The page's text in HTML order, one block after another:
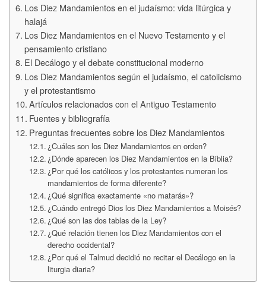
Los Diez Mandamientos en el judaísmo: vida litúrgica y
halajá
Los Diez Mandamientos en el Nuevo Testamento y el
pensamiento cristiano
El Decálogo y el debate constitucional moderno
Los Diez Mandamientos según el judaísmo, el catolicismo
y el protestantismo
Artículos relacionados con el Antiguo Testamento
Fuentes y bibliografía
Preguntas frecuentes sobre los Diez Mandamientos
¿Cuáles son los Diez Mandamientos en orden?
¿Dónde aparecen los Diez Mandamientos en la Biblia?
¿Por qué los católicos y los protestantes numeran los
mandamientos de forma diferente?
¿Qué significa exactamente «no matarás»?
¿Cuándo entregó Dios los Diez Mandamientos a Moisés?
¿Qué son las dos tablas de la Ley?
¿Qué relación tienen los Diez Mandamientos con el
derecho occidental?
¿Por qué el Talmud decidió no recitar el Decálogo en la
liturgia diaria?